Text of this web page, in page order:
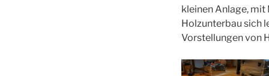
kleinen Anlage, mit
Holzunterbau sich
Vorstellungen von